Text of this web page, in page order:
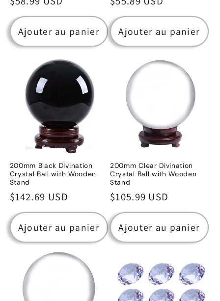
habituel
Ajouter au panier
habituel
Ajouter au panier
200mm Black Divination
Crystal Ball with Wooden
Stand
Prix
habituel
$142.69 USD
Ajouter au panier
200mm Clear Divination
Crystal Ball with Wooden
Stand
Prix
habituel
$105.99 USD
Ajouter au panier